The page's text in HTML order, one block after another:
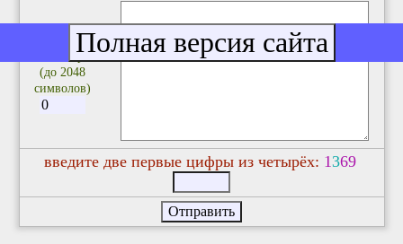
Комментарий:
(до 2048
символов)
введите две первые цифры из четырёх: 1369